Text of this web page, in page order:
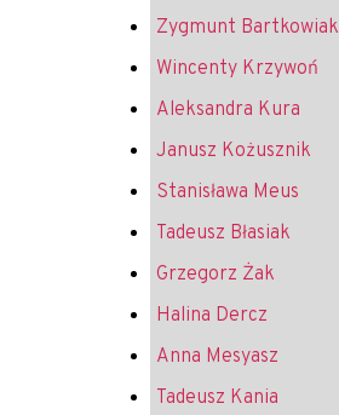
Zygmunt Bartkowiak
Wincenty Krzywoń
Aleksandra Kura
Janusz Kożusznik
Stanisława Meus
Tadeusz Błasiak
Grzegorz Żak
Halina Dercz
Anna Mesyasz
Tadeusz Kania